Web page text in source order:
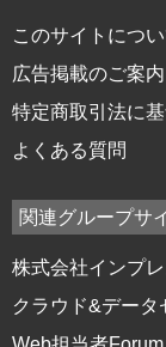
このサイトにつ
広告掲載のご案内
特定商取引法に
よくある質問
関連グループサ
株式会社インプ
クラウド&データ